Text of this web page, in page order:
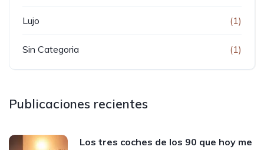
Lujo (1)
Sin Categoria (1)
Publicaciones recientes
Los tres coches de los 90 que hoy me